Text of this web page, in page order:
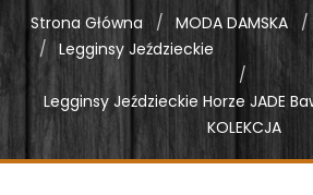
Strona Główna MODA DAMSKA
Legginsy Jeździeckie
Legginsy Jeździeckie Horze JADE
KOLEKCJA